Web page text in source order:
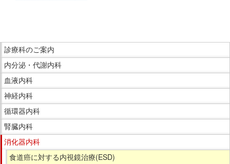
で
本
文
で
す。
こ
こ
か
ら
サ
イ
ド
メ
ニ
ュ
診療科のご案内
内分泌・代謝内科
血液内科
神経内科
循環器内科
腎臓内科
消化器内科
食道癌に対する内視鏡治療(ESD)